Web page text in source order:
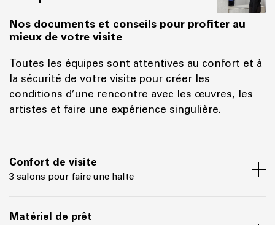
Nos documents et conseils pour profiter au
mieux de votre visite
Toutes les équipes sont attentives au confort et à
la sécurité de votre visite pour créer les
conditions d’une rencontre avec les œuvres, les
artistes et faire une expérience singulière.
Confort de visite
3 salons pour faire une halte
Matériel de prêt